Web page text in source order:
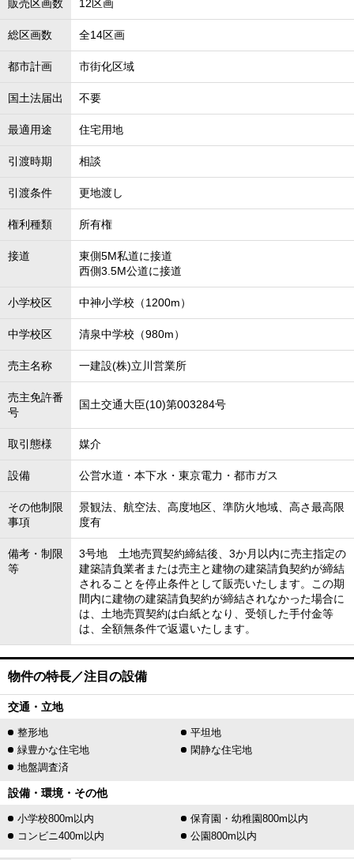
販売区画数 12区画
総区画数 全14区画
都市計画 市街化区域
国土法届出 不要
最適用途 住宅用地
引渡時期 相談
引渡条件 更地渡し
権利種類 所有権
接道
東側5M私道に接道
西側3.5M公道に接道
小学校区 中神小学校（1200m）
中学校区 清泉中学校（980m）
売主名称 一建設(株)立川営業所
売主免許番
号
国土交通大臣(10)第003284号
取引態様 媒介
設備 公営水道・本下水・東京電力・都市ガス
その他制限
事項
景観法、航空法、高度地区、準防火地域、高さ最高限
度有
備考・制限
等
3号地 土地売買契約締結後、3か月以内に売主指定の
建築請負業者または売主と建物の建築請負契約が締結
されることを停止条件として販売いたします。この期
間内に建物の建築請負契約が締結されなかった場合に
は、土地売買契約は白紙となり、受領した手付金等
は、全額無条件で返還いたします。
物件の特長／注目の設備
交通・立地
整形地
平坦地
緑豊かな住宅地
閑静な住宅地
地盤調査済
設備・環境・その他
小学校800m以内
保育園・幼稚園800m以内
コンビニ400m以内
公園800m以内